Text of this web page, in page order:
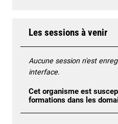
Les sessions à venir
Aucune session n'est
interface.
Cet organisme est
formations dans les